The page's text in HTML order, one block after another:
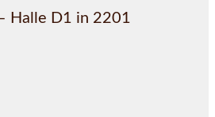
Halle D1 in 2201